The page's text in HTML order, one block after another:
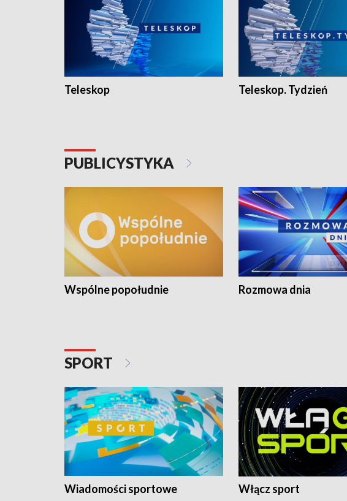
Teleskop Teleskop. Tydzień
PUBLICYSTYKA
Wspólne popołudnie Rozmowa dnia
SPORT
Wiadomości sportowe Włącz sport